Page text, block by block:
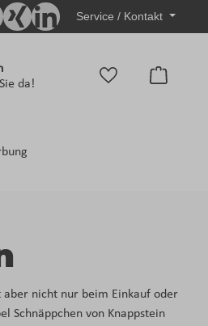
Service / Kontakt
da!
aber nicht nur beim Einkauf oder
Schnäppchen von Knappstein